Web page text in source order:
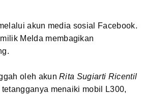
akun media sosial Facebook.
Melda membagikan
oleh akunRita Sugiarti Ricentil
menaiki mobil L300,